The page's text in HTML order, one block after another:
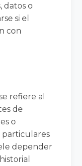
datos o
si el
con
refiere al
de
o
particulares
depender